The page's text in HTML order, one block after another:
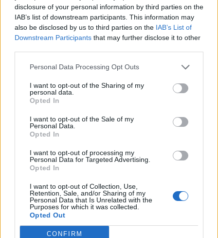
disclosure of your personal information by third parties on the
IAB’s list of downstream participants. This information may
also be disclosed by us to third parties on the IAB’s List of
Downstream Participants that may further disclose it to other
Personal Data Processing Opt Outs
I want to opt-out of the Sharing of my
personal data.
Opted In
I want to opt-out of the Sale of my
Personal Data.
Opted In
I want to opt-out of processing my
Personal Data for Targeted Advertising.
Opted In
I want to opt-out of Collection, Use,
Retention, Sale, and/or Sharing of my
Personal Data that Is Unrelated with the
Purposes for which it was collected.
Opted Out
CONFIRM